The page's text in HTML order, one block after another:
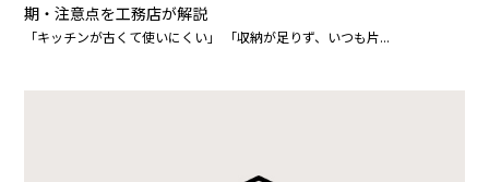
期・注意点を工務店が解説
「キッチンが古くて使いにくい」 「収納が足りず、いつも片...